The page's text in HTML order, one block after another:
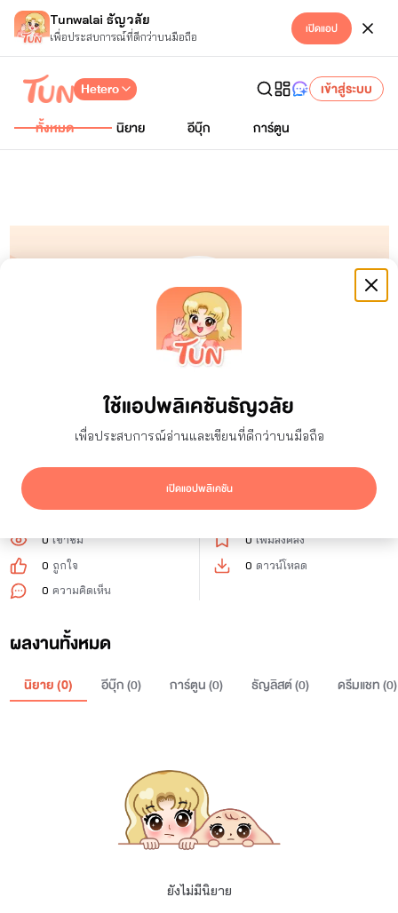
Tunwalai ธัญวลัย
เพื่อประสบการณ์ที่ดีกว่าบนมือถือ เปิดแอป
ใช้แอปพลิเคชันธัญวลัย
เพื่อประสบการณ์อ่านและเขียนที่ดีกว่าบนมือถือ
เปิดแอปพลิเคชัน
Hetero
เข้าสู่ระบบ
ทั้งหมด
นิยาย อีบุ๊ก การ์ตูน
เยาว์
0 ผู้ติดตาม กำลังติดตาม
ติดตาม
0 เข้าชม
0 ถูกใจ
0 ความคิดเห็น
0 เพิ่มลงคลัง
0 ดาวน์โหลด
ผลงานทั้งหมด
นิยาย (0) อีบุ๊ก (0) การ์ตูน (0) ธัญลิสต์ (0) ดรีมแชท (0)
ยังไม่มีนิยาย